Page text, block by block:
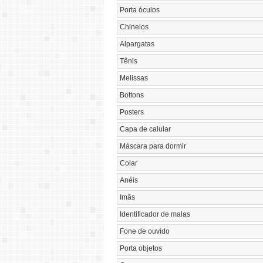
Porta óculos
Chinelos
Alpargatas
Tênis
Melissas
Bottons
Posters
Capa de calular
Máscara para dormir
Colar
Anéis
Imãs
Identificador de malas
Fone de ouvido
Porta objetos